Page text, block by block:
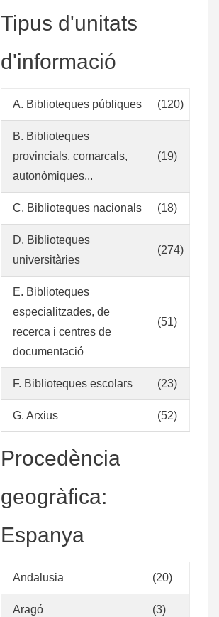
Tipus d'unitats
d'informació
A. Biblioteques públiques (120)
B. Biblioteques
provincials, comarcals,
autonòmiques...
(19)
C. Biblioteques nacionals (18)
D. Biblioteques
universitàries
(274)
E. Biblioteques
especialitzades, de
recerca i centres de
documentació
(51)
F. Biblioteques escolars (23)
G. Arxius (52)
Procedència
geogràfica:
Espanya
Andalusia (20)
Aragó (3)